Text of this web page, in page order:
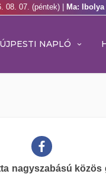
08. 07. (péntek) | Ma: Ibolya
ÚJPESTI NAPLÓ
nagyszabású közös